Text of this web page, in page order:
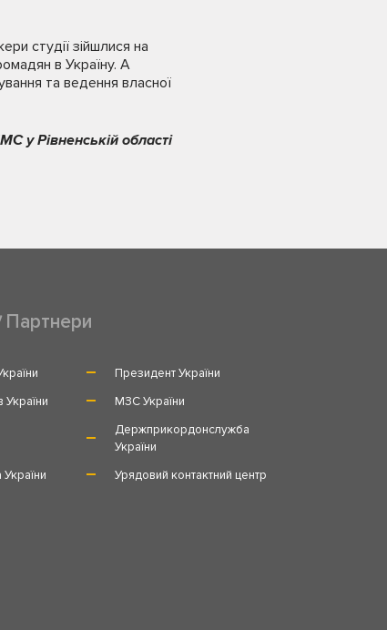
студії зійшлися на
в Україну. А
та ведення власної
у Рівненській області
Партнери
Президент України
України
МЗС України
Держприкордонслужба
України
Урядовий контактний центр